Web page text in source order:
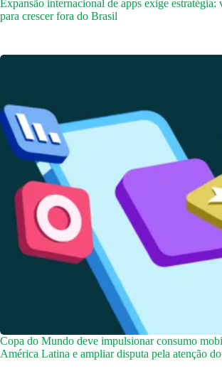
Expansão internacional de apps exige estratégia:
para crescer fora do Brasil
Copa do Mundo deve impulsionar consumo
América Latina e ampliar disputa pela atenção